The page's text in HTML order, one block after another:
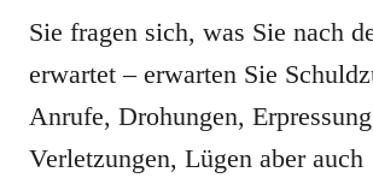
Sie fragen sich, was Sie nach
erwartet – erwarten Sie
Anrufe, Drohungen,
Verletzungen, Lügen aber auch